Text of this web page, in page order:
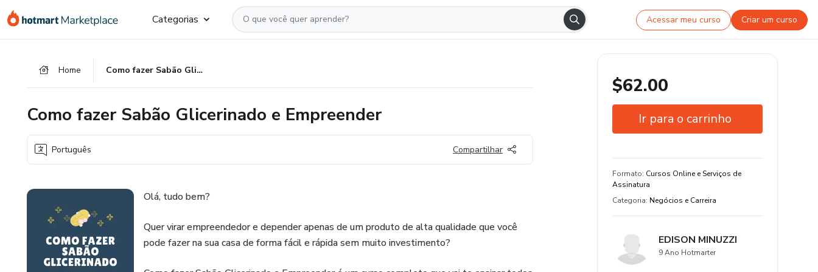
para
para
para
Categorias Acessar meu curso Criar um curso
Home Como fazer Sabão Glicerinado e Empreender
Como fazer Sabão Glicerinado e Empreender
Português Compartilhar
Olá, tudo bem?
Quer virar empreendedor e depender apenas de um produto de alta qualidade que você
pode fazer na sua casa de forma fácil e rápida sem muito investimento?
$62.00
Ir para o carrinho
Estude do seu jeito e em qualquer
dispositivo
Formato: Cursos Online e Serviços de
Assinatura
Categoria: Negócios e Carreira
EDISON MINUZZI
9 Ano Hotmarter